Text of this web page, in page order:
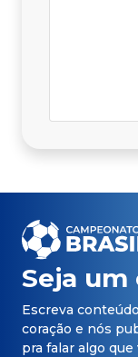
Seja um
Escreva
coração e nós
pra falar algo